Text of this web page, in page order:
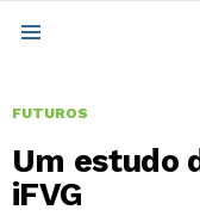
FUTUROS
Um estudo
iFVG